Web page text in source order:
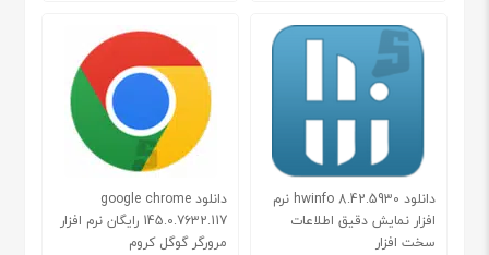
دانلود hwinfo 8.42.5930 نرم
افزار نمایش دقیق اطلاعات
سخت افزار
دانلود google chrome
145.0.7632.117 رایگان نرم افزار
مرورگر گوگل کروم